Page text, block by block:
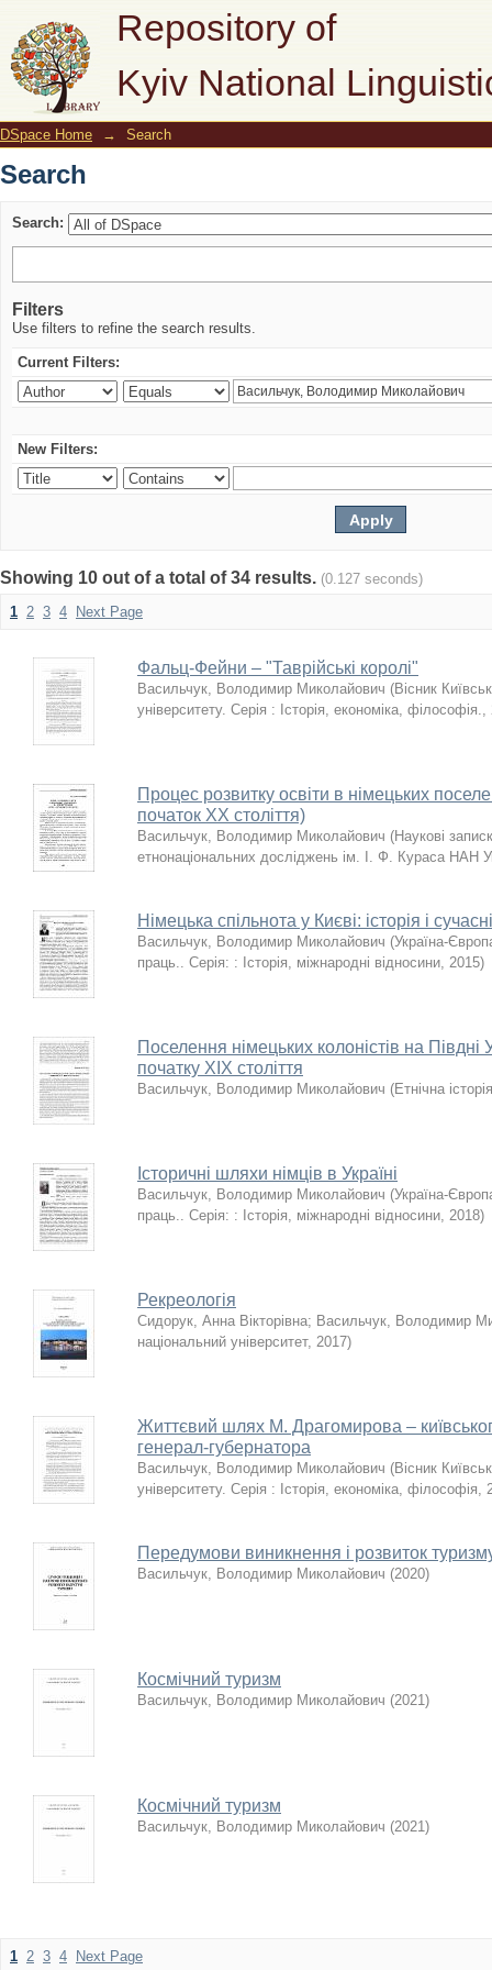
Repository of
Kyiv National
Search
DSpace Home → Search
Search
Search:
Filters
Use filters to refine the search results.
Current Filters:
New Filters:
Showing 10 out of a total of 34 results. (0.127 seconds)
1 2 3 4 Next Page
Фальц-Фейни – "Таврійські королі"
Васильчук, Володимир Миколайович (Вісник
університету. Серія : Історія, економіка, філософія.,
Процес розвитку освіти в німецьких
початок XX століття)
Васильчук, Володимир Миколайович (Наукові
етнонаціональних досліджень ім. І. Ф. Кураса НАН
Німецька спільнота у Києві: історія і
Васильчук, Володимир Миколайович (Україна-
праць.. Серія: : Історія, міжнародні відносини, 2015)
Поселення німецьких колоністів на Півдні
початку ХІХ століття
Васильчук, Володимир Миколайович (Етнічна
Історичні шляхи німців в Україні
Васильчук, Володимир Миколайович (Україна-
праць.. Серія: : Історія, міжнародні відносини, 2018)
Рекреологія
Сидорук, Анна Вікторівна; Васильчук, Володимир
національний університет, 2017)
Життєвий шлях М. Драгомирова –
генерал-губернатора
Васильчук, Володимир Миколайович (Вісник
університету. Серія : Історія, економіка, філософія,
Передумови виникнення і розвиток
Васильчук, Володимир Миколайович (2020)
Космічний туризм
Васильчук, Володимир Миколайович (2021)
Космічний туризм
Васильчук, Володимир Миколайович (2021)
1 2 3 4 Next Page